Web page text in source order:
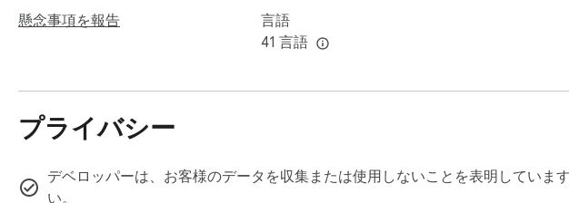
## より深い洞察のためのコンテキストノート
提供します。
## ハイライトギャラリー: 一元化されたリサーチハブ
懸念事項を報告
言語
41 言語
プライバシー
デベロッパーは、お客様のデータを収集または使用しないことを表明していま
い。